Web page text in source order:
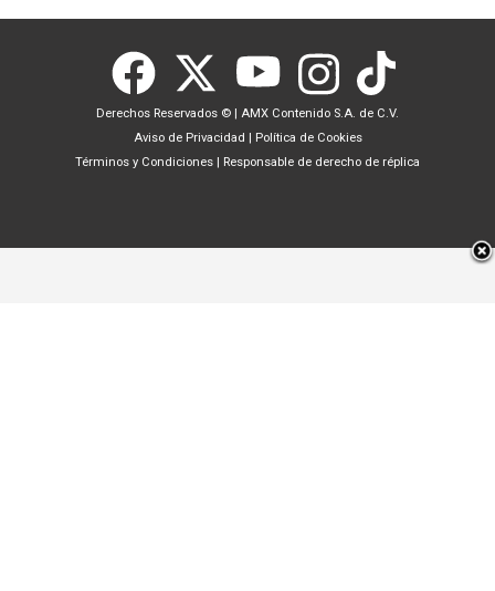
Derechos Reservados © | AMX Contenido S.A. de C.V.
Aviso de Privacidad | Política de Cookies
Términos y Condiciones | Responsable de derecho de réplica